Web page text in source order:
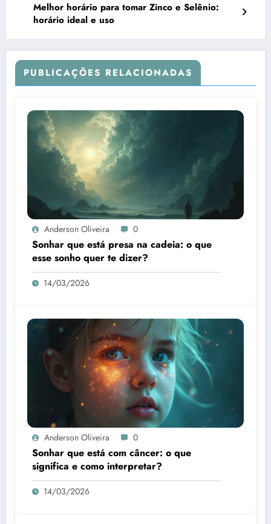
Melhor horário para tomar Zinco e Selênio:
horário ideal e uso
PUBLICAÇÕES RELACIONADAS
Anderson Oliveira 0
Sonhar que está presa na cadeia: o que
esse sonho quer te dizer?
14/03/2026
Anderson Oliveira 0
Sonhar que está com câncer: o que
significa e como interpretar?
14/03/2026